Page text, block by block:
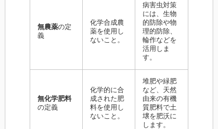
無農薬の定
義
化学合成農
薬を使用し
ないこと。
病害虫対策
には、生物
的防除や物
理的防除、
輪作などを
活用しま
す。
無化学肥料
の定義
化学的に合
成された肥
料を使用し
ないこと。
堆肥や緑肥
など、天然
由来の有機
質肥料で土
壌を肥沃に
します。